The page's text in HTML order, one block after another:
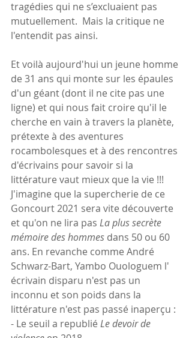
tragédies qui ne s’excluaient pas
mutuellement.  Mais la critique ne
l'entendit pas ainsi.
Et voilà aujourd'hui un jeune homme
de 31 ans qui monte sur les épaules
d'un géant (dont il ne cite pas une
ligne) et qui nous fait croire qu'il le
cherche en vain à travers la planète,
prétexte à des aventures
rocambolesques et à des rencontres
d'écrivains pour savoir si la
littérature vaut mieux que la vie !!!
J'imagine que la supercherie de ce
Goncourt 2021 sera vite découverte
et qu'on ne lira pas La plus secrète
mémoire des hommes dans 50 ou 60
ans. En revanche comme André
Schwarz-Bart, Yambo Ouologuem l'
écrivain disparu n'est pas un
inconnu et son poids dans la
littérature n'est pas passé inaperçu :
- Le seuil a republié Le devoir de